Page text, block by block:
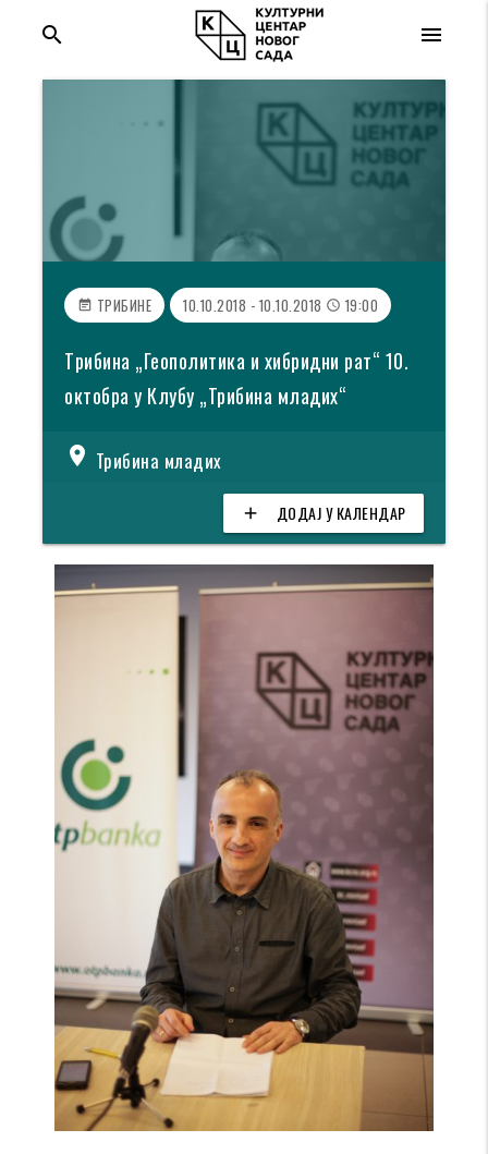
menu
search
event_note ТРИБИНЕ 10.10.2018 - 10.10.2018 access_time 19:00
Tрибина „Геополитика и хибридни рат“ 10.
октобра у Клубу „Трибина младих“
location_on Трибина младих
add ДОДАЈ У КАЛЕНДАР